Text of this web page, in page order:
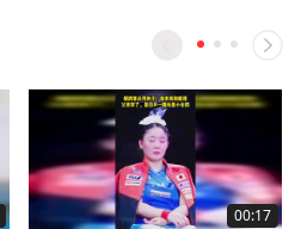
00:17